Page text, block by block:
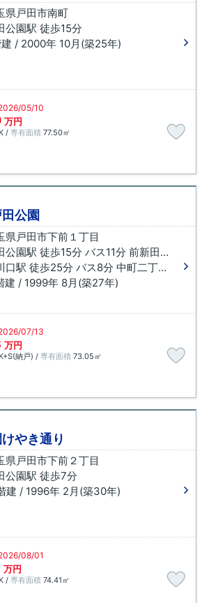
県戸田市南町
公園駅 徒歩15分
/ 2000年 10月(築25年)
05/10
万円
/ 専有面積 77.50㎡
公園
県戸田市下前１丁目
戸田公園駅 徒歩15分 バス11分 前新田（戸田市）下車 徒歩4分
西川口駅 徒歩25分 バス8分 中町二丁目（戸田市）下車 徒歩5分
建 / 1999年 8月(築27年)
07/13
万円
納戸) / 専有面積 73.05㎡
やき通り
県戸田市下前２丁目
公園駅 徒歩7分
建 / 1996年 2月(築30年)
08/01
万円
/ 専有面積 74.41㎡